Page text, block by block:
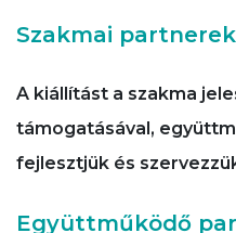
Szakmai partnerek
A kiállítást a szakma
támogatásával,
fejlesztjük és
Együttműködő